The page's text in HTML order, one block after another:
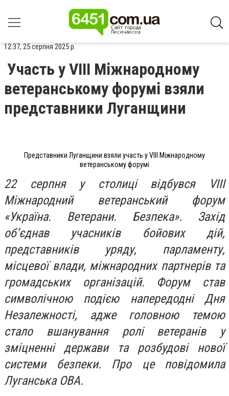
12:37, 25 серпня 2025 р.
Участь у VIII Міжнародному
ветеранському форумі взяли
представники Луганщини
Представники Луганщини взяли участь у VIII Міжнародному
ветеранському форумі
22 серпня у столиці відбувся VIII
Міжнародний ветеранський форум
«Україна. Ветерани. Безпека». Захід
об’єднав учасників бойових дій,
представників уряду, парламенту,
місцевої влади, міжнародних партнерів та
громадських організацій. Форум став
символічною подією напередодні Дня
Незалежності, адже головною темою
стало вшанування ролі ветеранів у
зміцненні держави та розбудові нової
системи безпеки. Про це повідомила
Луганська ОВА.